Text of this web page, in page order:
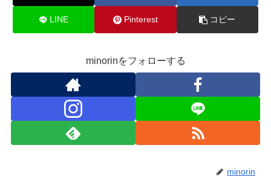
LINE Pinterest コピー
minorinをフォローする
minorin